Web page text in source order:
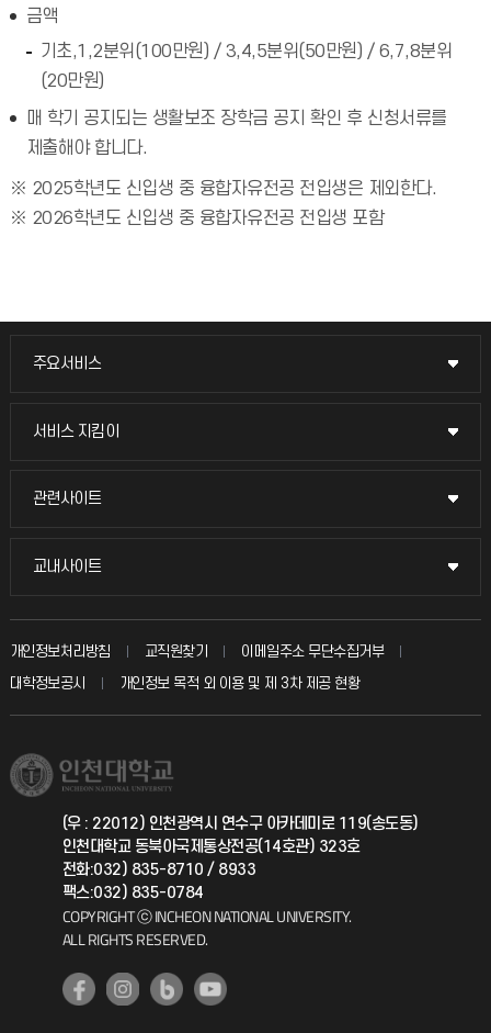
금액
기초,1,2분위(100만원) / 3,4,5분위(50만원) / 6,7,8분위
(20만원)
매 학기 공지되는 생활보조 장학금 공지 확인 후 신청서류를
제출해야 합니다.
※ 2025학년도 신입생 중 융합자유전공 전입생은 제외한다.
※ 2026학년도 신입생 중 융합자유전공 전입생 포함
주요서비스
주요서비스
교무회의방송
입학안내
취업정보(학생)
서비스 지킴이
서비스 지킴이
묻고 답하기
칭찬마당
학생서비스 지킴이
관련사이트
관련사이트
국방헬프콜
총동문회
교내사이트
교내사이트
교수회
교육혁신본부
국제지원과
공자아카데미
기초교육원
개인정보처리방침 교직원찾기
이메일주소 무단수집거부
대학정보공시
개인정보 목적 외 이용 및 제 3차 제공 현황
(우 : 22012) 인천광역시 연수구 아카데미로 119(송도동)
인천대학교 동북아국제통상전공(14호관) 323호
전화:032) 835-8710 / 8933
팩스:032) 835-0784
COPYRIGHT ⓒ INCHEON NATIONAL UNIVERSITY.
ALL RIGHTS RESERVED.